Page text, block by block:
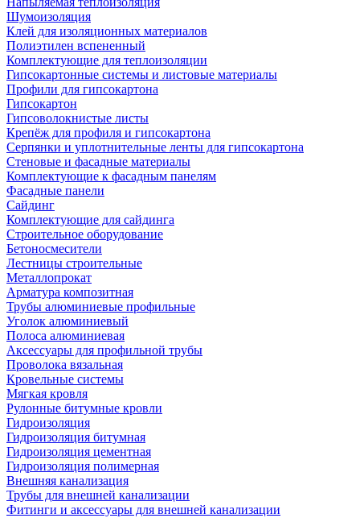
Шумоизоляция
Клей для изоляционных материалов
Полиэтилен вспененный
Комплектующие для теплоизоляции
Гипсокартонные системы и листовые материалы
Профили для гипсокартона
Гипсокартон
Гипсоволокнистые листы
Крепёж для профиля и гипсокартона
Серпянки и уплотнительные ленты для гипсокартона
Стеновые и фасадные материалы
Комплектующие к фасадным панелям
Фасадные панели
Сайдинг
Комплектующие для сайдинга
Строительное оборудование
Бетоносмесители
Лестницы строительные
Металлопрокат
Арматура композитная
Трубы алюминиевые профильные
Уголок алюминиевый
Полоса алюминиевая
Аксессуары для профильной трубы
Проволока вязальная
Кровельные системы
Мягкая кровля
Рулонные битумные кровли
Гидроизоляция
Гидроизоляция битумная
Гидроизоляция цементная
Гидроизоляция полимерная
Внешняя канализация
Трубы для внешней канализации
Фитинги и аксессуары для внешней канализации